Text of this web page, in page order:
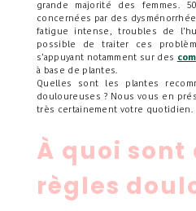
grande majorité des femmes.
concernées par des
fatigue intense, troubles de
possible de traiter ces
s’appuyant notamment sur des
à base de plantes.
Quelles sont les plantes
douloureuses ? Nous vous en
très certainement votre quotidien.
À quoi sont
règles